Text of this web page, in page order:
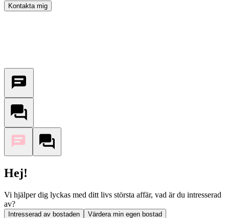
Kontakta mig
Hej!
Vi hjälper dig lyckas med ditt livs största affär, vad är du intresserad
av?
Intresserad av bostaden Värdera min egen bostad